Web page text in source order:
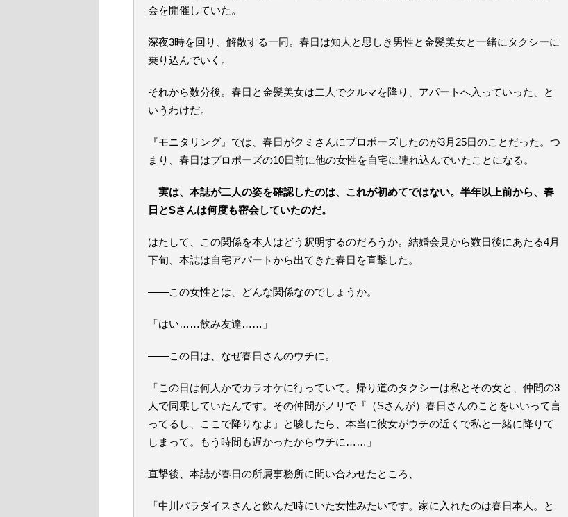
会を開催していた。
深夜3時を回り、解散する一同。春日は知人と思しき男性と金髪美女と一緒にタクシーに
乗り込んでいく。
それから数分後。春日と金髪美女は二人でクルマを降り、アパートへ入っていった、と
いうわけだ。
『モニタリング』では、春日がクミさんにプロポーズしたのが3月25日のことだった。つ
まり、春日はプロポーズの10日前に他の女性を自宅に連れ込んでいたことになる。
実は、本誌が二人の姿を確認したのは、これが初めてではない。半年以上前から、春
日とSさんは何度も密会していたのだ。
はたして、この関係を本人はどう釈明するのだろうか。結婚会見から数日後にあたる4月
下旬、本誌は自宅アパートから出てきた春日を直撃した。
――この女性とは、どんな関係なのでしょうか。
「はい……飲み友達……」
――この日は、なぜ春日さんのウチに。
「この日は何人かでカラオケに行っていて。帰り道のタクシーは私とその女と、仲間の3
人で同乗していたんです。その仲間がノリで『（Sさんが）春日さんのことをいいって言
ってるし、ここで降りなよ』と唆したら、本当に彼女がウチの近くで私と一緒に降りて
しまって。もう時間も遅かったからウチに……」
直撃後、本誌が春日の所属事務所に問い合わせたところ、
「中川パラダイスさんと飲んだ時にいた女性みたいです。家に入れたのは春日本人。と